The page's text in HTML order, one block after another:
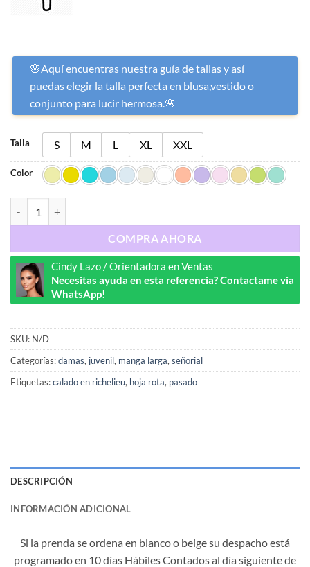
🌸Aquí encuentras nuestra guía de tallas y así
puedas elegir la talla perfecta en blusa,vestido o
conjunto para lucir hermosa.🌸
Talla S M L XL XXL
Color
COMPRA AHORA
Cindy Lazo / Orientadora en Ventas
Necesitas ayuda en esta referencia? Contactame via
WhatsApp!
SKU: N/D
Categorías:damas, juvenil, manga larga, señorial
Etiquetas:calado en richelieu, hoja rota, pasado
DESCRIPCIÓN
INFORMACIÓN ADICIONAL
Si la prenda se ordena en blanco o beige su despacho está
programado en 10 días Hábiles Contados al día siguiente de